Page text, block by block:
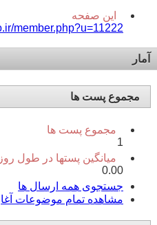
این صفحه
member.php?u=11222
آمار
مجموع پست ها
مجموع پست ها
1
میانگین پستها در طول روز
0.00
جستجوی همه ارسال ها
مشاهده تمام موضوعات